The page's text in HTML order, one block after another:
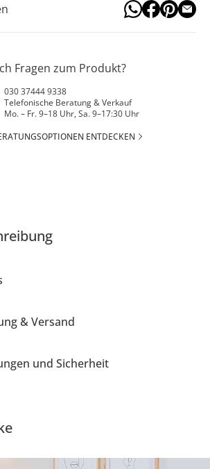
Fragen zum Produkt?
030 37444 9338
Telefonische Beratung & Verkauf
Mo. – Fr. 9–18 Uhr, Sa. 9–17:30 Uhr
ENTDECKEN
& Versand
und Sicherheit